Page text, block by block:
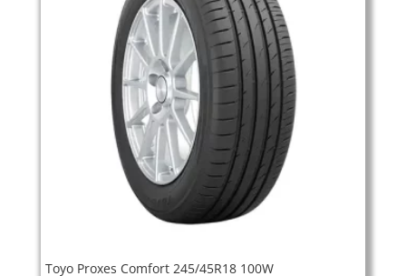
Toyo Proxes Comfort 245/45R18 100W